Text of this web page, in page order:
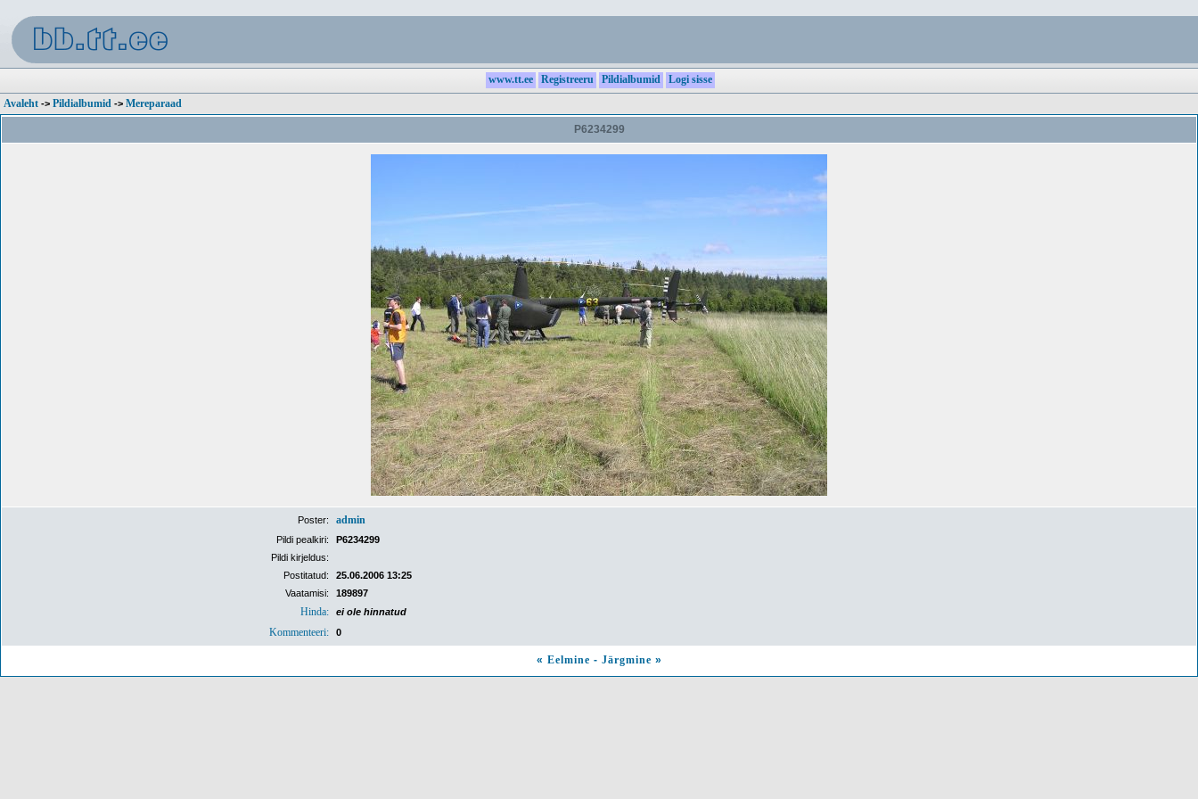
www.tt.ee Registreeru Pildialbumid
Logi sisse
Avaleht -> Pildialbumid -> Mereparaad
P6234299
Poster: admin
Pildi pealkiri:
P6234299
Pildi kirjeldus:
Postitatud:
25.06.2006 13:25
Vaatamisi:
189897
Hinda: ei ole hinnatud
Kommenteeri: 0
« Eelmine - Järgmine »